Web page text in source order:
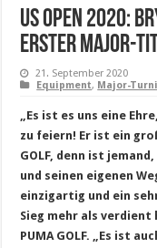
US Open 2020:
erster Major-
21. September 2020
Equipment, Major-
„Es ist es uns eine
zu feiern! Er ist ein
GOLF, denn ist
und seinen eigenen
einzigartig und ein
Sieg mehr als verdient
PUMA GOLF. „Es ist